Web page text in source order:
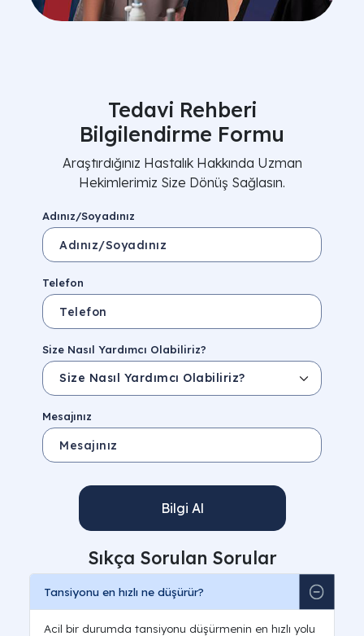
Tedavi Rehberi
Bilgilendirme Formu
Araştırdığınız Hastalık Hakkında Uzman
Hekimlerimiz Size Dönüş Sağlasın.
Adınız/Soyadınız
Telefon
Size Nasıl Yardımcı Olabiliriz?
Mesajınız
Bilgi Al